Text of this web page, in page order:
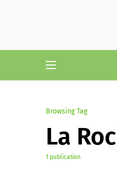
Browsing Tag
La
1 publication